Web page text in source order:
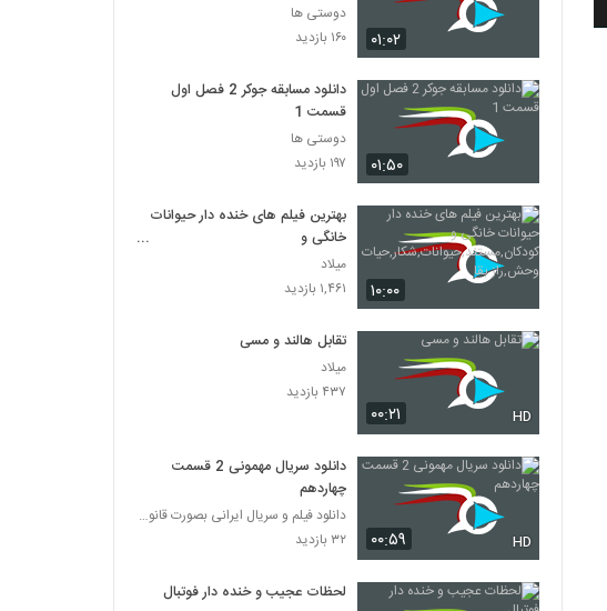
۰۱:۰۲
دوستی ها
۱۶۰ بازدید
۰۱:۵۰
دانلود مسابقه جوکر 2 فصل اول
قسمت 1
دوستی ها
۱۹۷ بازدید
۱۰:۰۰
بهترین فیلم های خنده دار حیوانات
خانگی و
کودکان,مستند,حیوانات,شکار,حیات
وحش,راز بقا
میلاد
۱,۴۶۱ بازدید
۰۰:۲۱ HD
تقابل هالند و مسی
میلاد
۴۳۷ بازدید
۰۰:۵۹ HD
دانلود سریال مهمونی 2 قسمت
چهاردهم
دانلود فیلم و سریال ایرانی بصورت قانونی
۳۲ بازدید
لحظات عجیب و خنده دار فوتبال